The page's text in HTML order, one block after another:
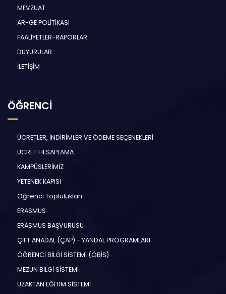
MEVZUAT
AR-GE POLİTİKASI
FAALİYETLER-RAPORLAR
DUYURULAR
İLETİŞİM
ÖĞRENCİ
ÜCRETLER, İNDİRİMLER VE ÖDEME SEÇENEKLERİ
ÜCRET HESAPLAMA
KAMPÜSLERİMİZ
YETENEK KAPISI
Öğrenci Toplulukları
ERASMUS
ERASMUS BAŞVURUSU
ÇİFT ANADAL (ÇAP) - YANDAL PROGRAMLARI
ÖĞRENCİ BİLGİ SİSTEMİ (ÖBİS)
MEZUN BİLGİ SİSTEMİ
UZAKTAN EĞİTİM SİSTEMİ